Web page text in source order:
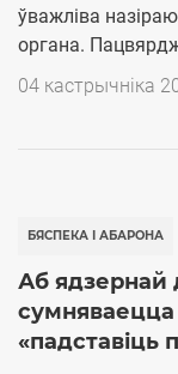
ўважліва
органа.
04 кастрычніка
БЯСПЕКА І АБАРОНА
Аб ядзернай
сумняваецца
«падставіць